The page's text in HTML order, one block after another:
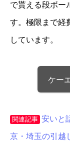
で貰える段ボー
す。極限まで経
しています。
ケー
関連記事 安いと
京・埼玉の引越